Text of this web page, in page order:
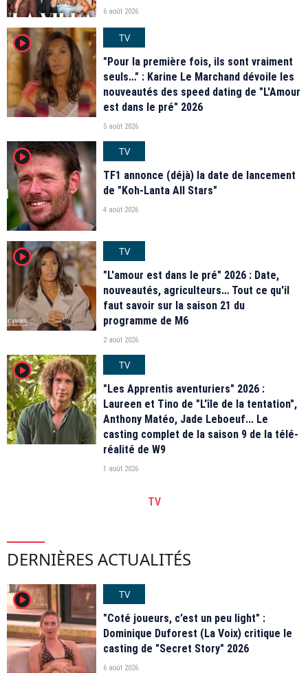
6 août 2026
player2
TV
"Pour la première fois, ils sont vraiment
seuls…" : Karine Le Marchand dévoile les
nouveautés des speed dating de "L'Amour
est dans le pré" 2026
5 août 2026
player2
TV
TF1 annonce (déjà) la date de lancement
de "Koh-Lanta All Stars"
4 août 2026
player2
TV
"L'amour est dans le pré" 2026 : Date,
nouveautés, agriculteurs… Tout ce qu'il
faut savoir sur la saison 21 du
programme de M6
2 août 2026
player2
TV
"Les Apprentis aventuriers" 2026 :
Laureen et Tino de "L'île de la tentation",
Anthony Matéo, Jade Leboeuf... Le
casting complet de la saison 9 de la télé-
réalité de W9
1 août 2026
TV
DERNIÈRES ACTUALITÉS
player2
TV
"Coté joueurs, c’est un peu light" :
Dominique Duforest (La Voix) critique le
casting de "Secret Story" 2026
6 août 2026